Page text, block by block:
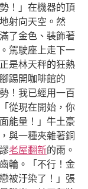
！」在機器的頂
射向天空。然
了金色、裝飾著
駕駛座上走下一
是林天秤的狂熱
踢開咖啡館的
！我已經用一百
從現在開始，你
能量！」牛土豪
與一種夾雜著銅
老屋翻新的雨。
輪。「不行！金
被汙染了！」張